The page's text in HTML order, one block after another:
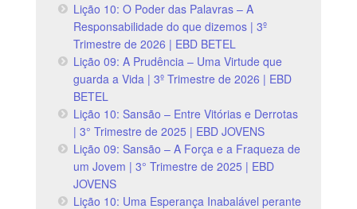
Lição 10: O Poder das Palavras – A
Responsabilidade do que dizemos | 3º
Trimestre de 2026 | EBD BETEL
Lição 09: A Prudência – Uma Virtude que
guarda a Vida | 3º Trimestre de 2026 | EBD
BETEL
Lição 10: Sansão – Entre Vitórias e Derrotas
| 3° Trimestre de 2025 | EBD JOVENS
Lição 09: Sansão – A Força e a Fraqueza de
um Jovem | 3° Trimestre de 2025 | EBD
JOVENS
Lição 10: Uma Esperança Inabalável perante